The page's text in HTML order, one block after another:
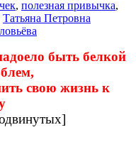
, полезная привычка,
Татьяна Петровна
быть белкой
свою жизнь к